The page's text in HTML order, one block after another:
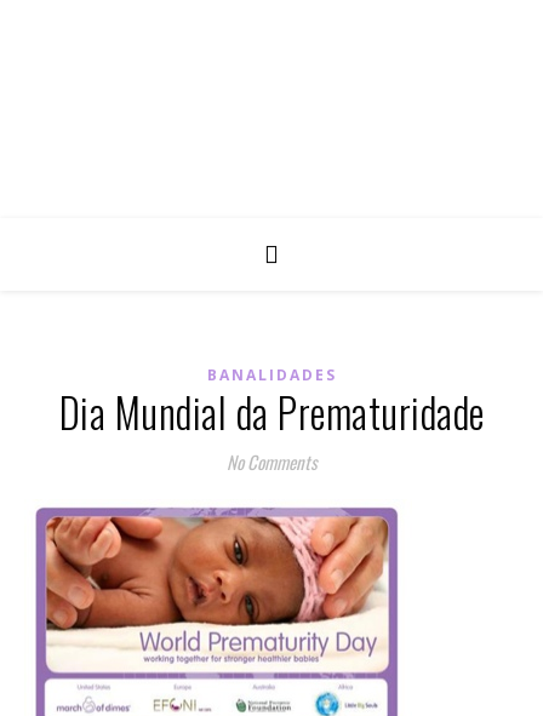
BANALIDADES
Dia Mundial da Prematuridade
No Comments